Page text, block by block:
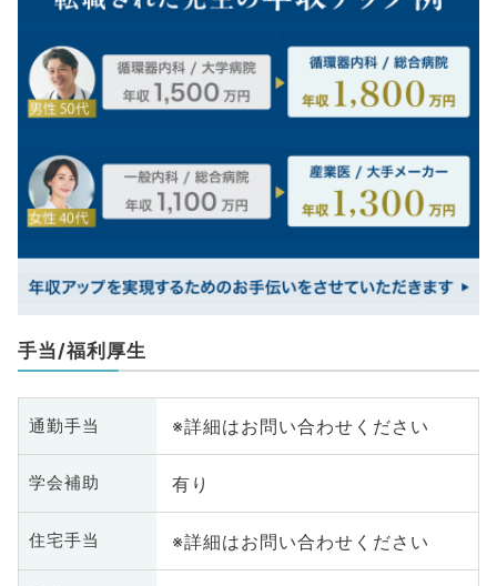
手当/福利厚生
通勤手当 ※詳細はお問い合わせください
学会補助 有り
住宅手当 ※詳細はお問い合わせください